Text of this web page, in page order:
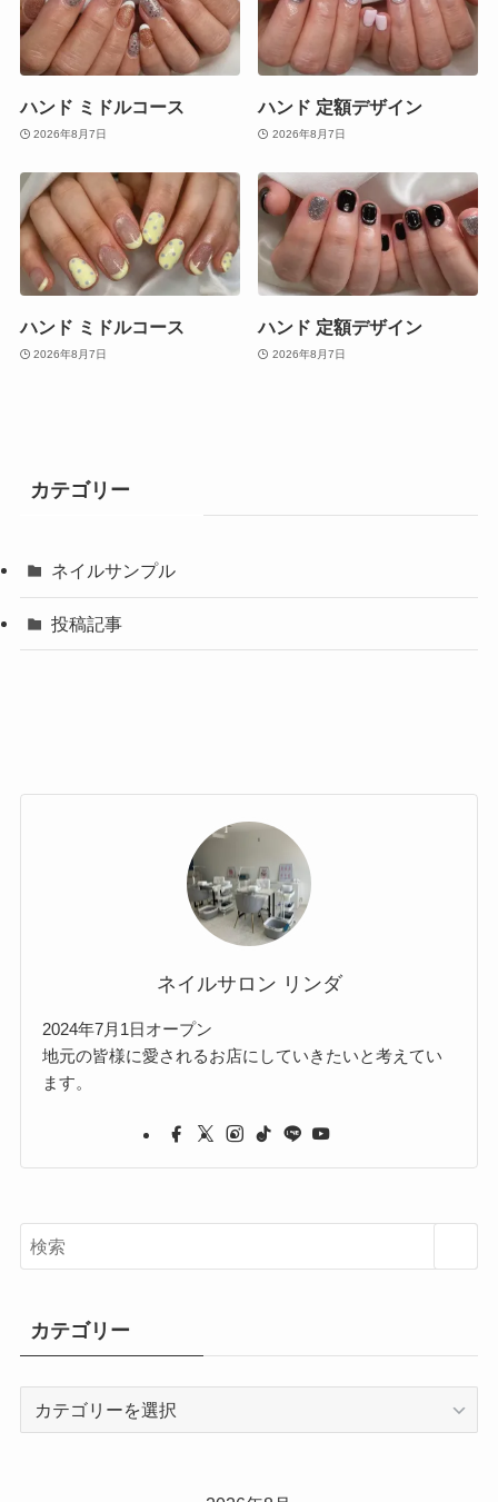
ハンド ミドルコース
2026年8月7日
ハンド 定額デザイン
2026年8月7日
ハンド ミドルコース
2026年8月7日
ハンド 定額デザイン
2026年8月7日
カテゴリー
ネイルサンプル
投稿記事
ネイルサロン リンダ
2024年7月1日オープン
地元の皆様に愛されるお店にしていきたいと考えてい
ます。
カテゴリー